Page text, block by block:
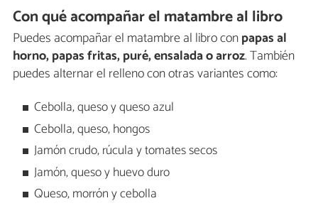
Con qué acompañar el matambre al libro
Puedes acompañar el matambre al libro conpapas al
horno, papas fritas, puré, ensalada o arroz. También
puedes alternar el relleno con otras variantes como:
Cebolla, queso y queso azul
Cebolla, queso, hongos
Jamón crudo, rúcula y tomates secos
Jamón, queso y huevo duro
Queso, morrón y cebolla